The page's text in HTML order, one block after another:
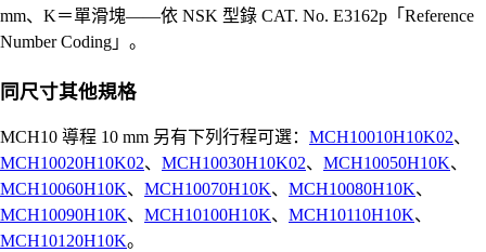
mm、K＝單滑塊——依 NSK 型錄 CAT. No. E3162p「Reference
Number Coding」。
同尺寸其他規格
MCH10 導程 10 mm 另有下列行程可選： MCH10010H10K02、
MCH10020H10K02、 MCH10030H10K02、 MCH10050H10K、
MCH10060H10K、 MCH10070H10K、 MCH10080H10K、
MCH10090H10K、 MCH10100H10K、 MCH10110H10K、
MCH10120H10K。